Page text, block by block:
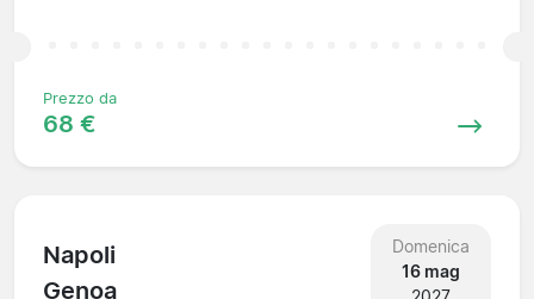
Prezzo da
68 €
Napoli
Genoa
Domenica
16 mag